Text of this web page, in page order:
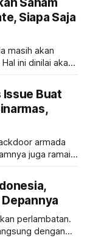
Saham
Siapa Saja
masih akan
ini dinilai akan
Issue Buat
armada
juga ramai
perlambatan.
dengan